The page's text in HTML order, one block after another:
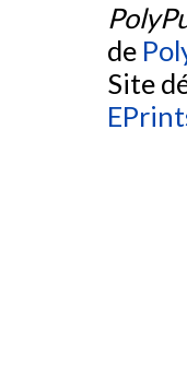
de
Site